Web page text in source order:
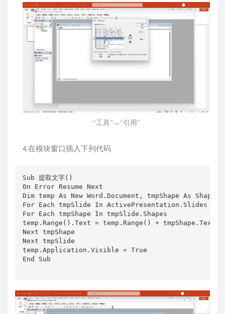
“工具”→“引用”
4.在模块窗口插入下列代码
Sub 提取文字()
On Error Resume Next
Dim temp As New Word.Document, tmpShape As
For Each tmpSlide In ActivePresentation.Slides
For Each tmpShape In tmpSlide.Shapes
temp.Range().Text = temp.Range() +
Next tmpShape
Next tmpSlide
temp.Application.Visible = True
End Sub